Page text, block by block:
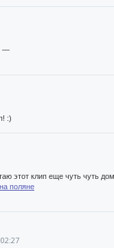
—
:)
этот клип еще чуть чуть
поляне